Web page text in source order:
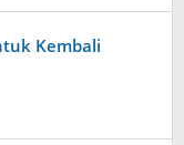
Kembali